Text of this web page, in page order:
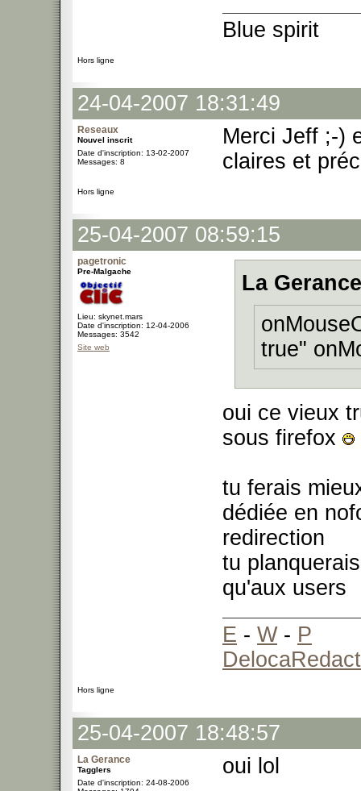
Blue spirit
Hors ligne
24-04-2007 18:31:49
Reseaux
Nouvel inscrit
Date d'inscription: 13-02-2007
Messages: 8
Merci Jeff ;-)
claires et
Hors ligne
25-04-2007 08:59:15
pagetronic
Pre-Malgache
Lieu: skynet.mars
Date d'inscription: 12-04-2006
Messages: 3542
Site web
La
true"
oui ce vieux
sous firefox
tu ferais
dédiée en
redirection
tu
qu'aux users
E - W- P
Hors ligne
25-04-2007 18:48:57
La Gerance
Tagglers
Date d'inscription: 24-08-2006
oui lol